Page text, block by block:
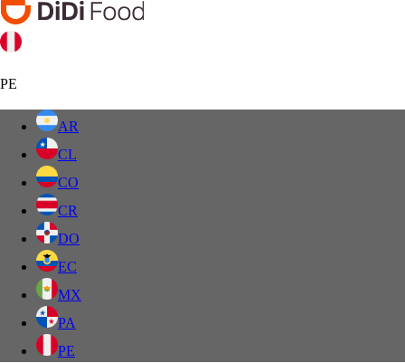
PE
AR
CL
CO
CR
DO
EC
MX
PA
PE